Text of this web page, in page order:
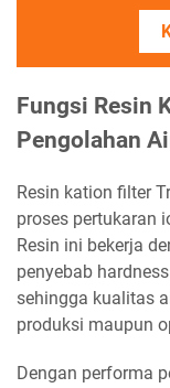
Fungsi Resin
Pengolahan
Resin kation filter
proses pertukaran
Resin ini bekerja
penyebab
sehingga kualitas
produksi maupun
Dengan performa